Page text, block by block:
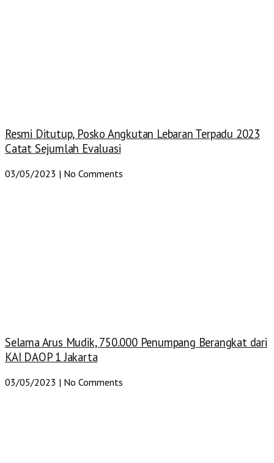
Resmi Ditutup, Posko Angkutan Lebaran Terpadu 2023
Catat Sejumlah Evaluasi
03/05/2023 No Comments
Selama Arus Mudik, 750.000 Penumpang Berangkat dari
KAI DAOP 1 Jakarta
03/05/2023 No Comments